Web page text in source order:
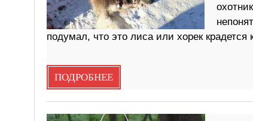
подумал, что это лиса или хорек крадется
ПОДРОБНЕЕ